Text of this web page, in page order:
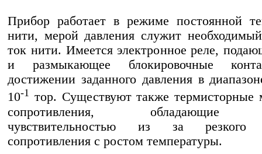
Прибор работает в режиме постоянной
нити, мерой давления служит
ток нити. Имеется электронное реле,
и размыкающее блокировочные
достижении заданного давления в
10-1 тор. Существуют также термисторные
сопротивления, обладающие
чувствительностью из за резкого
сопротивления с ростом температуры.